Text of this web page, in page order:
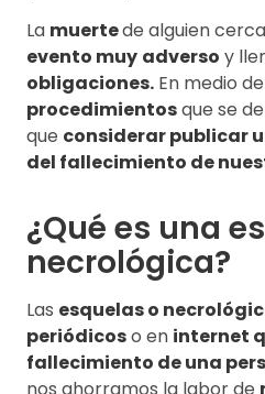
La muertede alguien
evento muy adverso y
obligaciones. En medio
procedimientosque se
que considerar publicar
del fallecimiento de
¿Qué es una
necrológica?
Las esquelas o
periódicoso en internet
fallecimiento de una
nos ahorramos la labor de